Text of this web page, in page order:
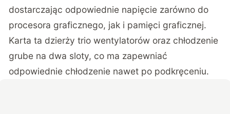
dostarczając odpowiednie napięcie zarówno do
procesora graficznego, jak i pamięci graficznej.
Karta ta dzierży trio wentylatorów oraz chłodzenie
grube na dwa sloty, co ma zapewniać
odpowiednie chłodzenie nawet po podkręceniu.